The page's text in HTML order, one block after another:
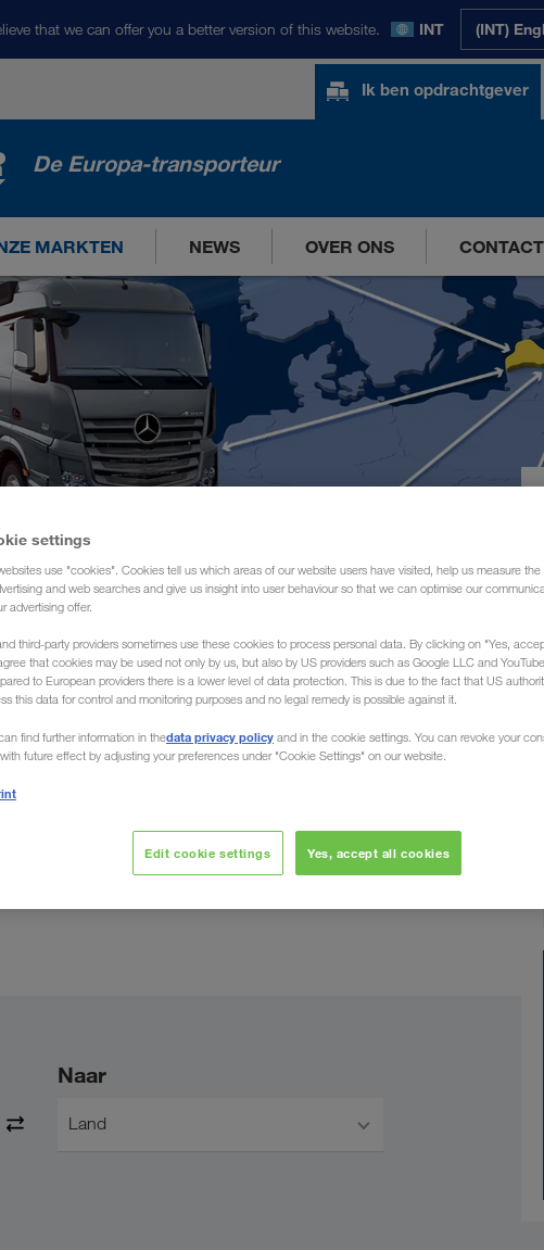
that we can offer you a better version of this website. INT (INT)
Ik ben opdrachtgever
De Europa-transporteur
MARKTEN NEWS OVER ONS CONTACT
(Expeditiebedrijf)
/ naar Letland
uw transporten op elke plaats in het land. Bijvoorbeeld in
LKW WALTER expeditie organiseertuw transporten
alle landen in Europaen retour. Vertrouw op een partner
Naar
Land
settings
use "cookies". Cookies tell us which areas of our website users have visited, help us measure
and web searches and give us insight into user behaviour so that we can optimise our
advertising offer.
third-party providers sometimes use these cookies to process personal data. By clicking on "Yes,
that cookies may be used not only by us, but also by US providers such as Google LLC and
to European providers there is a lower level of data protection. This is due to the fact that US
this data for control and monitoring purposes and no legal remedy is possible against it.
find further information in thedata privacy policy and in the cookie settings. You can revoke your
future effect by adjusting your preferences under "Cookie Settings" on our website.
Edit cookie settings Yes, accept all cookies